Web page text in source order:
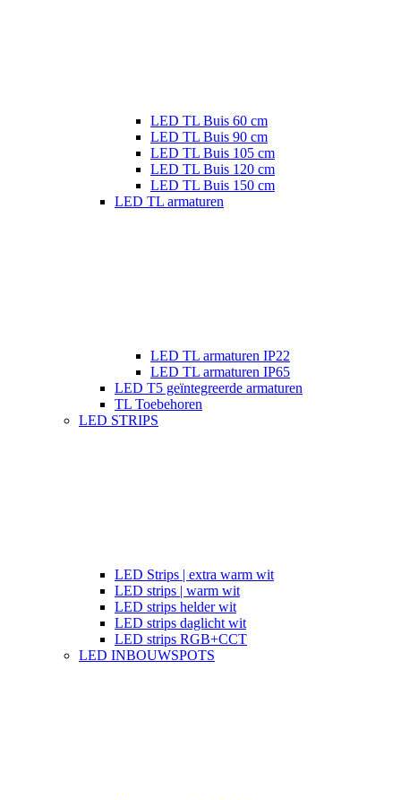
LED TL Buis 60 cm
LED TL Buis 90 cm
LED TL Buis 105 cm
LED TL Buis 120 cm
LED TL Buis 150 cm
LED TL armaturen
LED TL armaturen IP22
LED TL armaturen IP65
LED T5 geïntegreerde armaturen
TL Toebehoren
LED STRIPS
LED Strips | extra warm wit
LED strips | warm wit
LED strips helder wit
LED strips daglicht wit
LED strips RGB+CCT
LED INBOUWSPOTS